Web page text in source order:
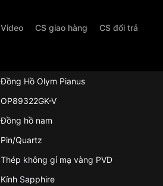
Video CS giao hàng CS đổi trả
Đồng Hồ Olym Pianus
OP89322GK-V
Đồng hồ nam
Pin/Quartz
Thép không gỉ mạ vàng PVD
Kính Sapphire